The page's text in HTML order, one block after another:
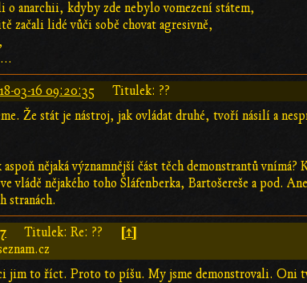
o anarchii, kdyby zde nebylo vomezení státem,
začali lidé vůči sobě chovat agresivně,
03-16 09:20:35
Titulek: ??
Že stát je nástroj, jak ovládat druhé, tvoří násilí a
nějaká významnější část těch demonstrantů
vládě nějakého toho Šláfenberka, Bartošereše a pod.
stranách.
Titulek: Re: ?? [↑]
jim to říct. Proto to píšu. My jsme demonstrovali. Oni